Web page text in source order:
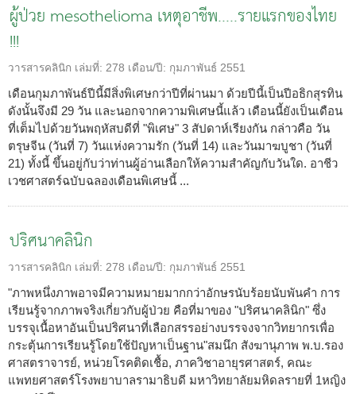
ผู้ป่วย mesothelioma เหตุอาชีพ.....รายแรกของไทย
!!!
วารสารคลินิก เล่มที่: 278 เดือน/ปี: กุมภาพันธ์ 2551
เดือนกุมภาพันธ์ปีนี้มีสิ่งพิเศษกว่าปีที่ผ่านมา ด้วยปีนี้เป็นปีอธิกสุรทิน
ดังนั้นจึงมี 29 วัน และนอกจากความพิเศษนี้แล้ว เดือนนี้ยังเป็นเดือน
ที่เต็มไปด้วยวันพฤหัสบดีที่ "พิเศษ" 3 สัปดาห์เรียงกัน กล่าวคือ วัน
ตรุษจีน (วันที่ 7) วันแห่งความรัก (วันที่ 14) และวันมาฆบูชา (วันที่
21) ทั้งนี้ ขึ้นอยู่กับว่าท่านผู้อ่านเลือกให้ความสำคัญกับวันใด. อาชีว
เวชศาสตร์ฉบับฉลองเดือนพิเศษนี้ ...
ปริศนาคลินิก
วารสารคลินิก เล่มที่: 278 เดือน/ปี: กุมภาพันธ์ 2551
"ภาพหนึ่งภาพอาจมีความหมายมากกว่าอักษรนับร้อยนับพันคำ การ
เรียนรู้จากภาพจริงเกี่ยวกับผู้ป่วย คือที่มาของ "ปริศนาคลินิก" ซึ่ง
บรรจุเนื้อหาอันเป็นปริศนาที่เลือกสรรอย่างบรรจงจากวิทยากรเพื่อ
กระตุ้นการเรียนรู้โดยใช้ปัญหาเป็นฐาน"สมนึก สังฆานุภาพ พ.บ.รอง
ศาสตราจารย์, หน่วยโรคติดเชื้อ, ภาควิชาอายุรศาสตร์, คณะ
แพทยศาสตร์โรงพยาบาลรามาธิบดี มหาวิทยาลัยมหิดลรายที่ 1หญิง